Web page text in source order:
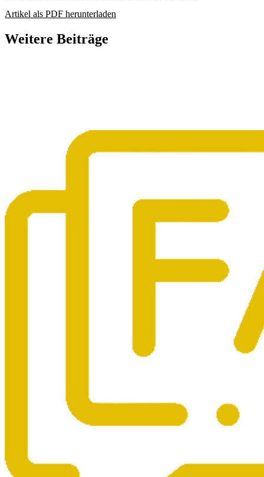
Artikel als PDF herunterladen
Weitere Beiträge